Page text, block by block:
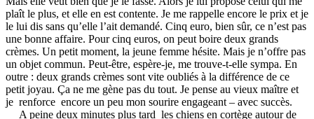
plaît le plus, et elle en est contente. Je me rappelle encore le prix et je
le lui dis sans qu’elle l’ait demandé. Cinq euro, bien sûr, ce n’est pas
une bonne affaire. Pour cinq euros, on peut boire deux grands
crèmes. Un petit moment, la jeune femme hésite. Mais je n’offre pas
un objet commun. Peut-être, espère-je, me trouve-t-elle sympa. En
outre : deux grands crèmes sont vite oubliés à la différence de ce
petit joyau. Ça ne me gène pas du tout. Je pense au vieux maître et
je renforce encore un peu mon sourire engageant – avec succès.
A peine deux minutes plus tard les chiens en cortège autour de